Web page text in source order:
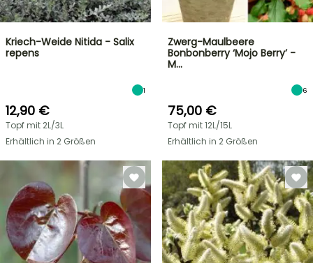
Kriech-Weide Nitida - Salix
repens
1
12,90 €
Topf mit 2L/3L
Erhältlich in 2 Größen
Zwerg-Maulbeere
Bonbonberry ‘Mojo Berry’ -
M…
6
75,00 €
Topf mit 12L/15L
Erhältlich in 2 Größen